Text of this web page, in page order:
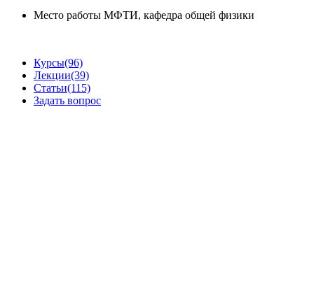
Место работы МФТИ, кафедра общей физики
Курсы(96)
Лекции(39)
Статьи(115)
Задать вопрос